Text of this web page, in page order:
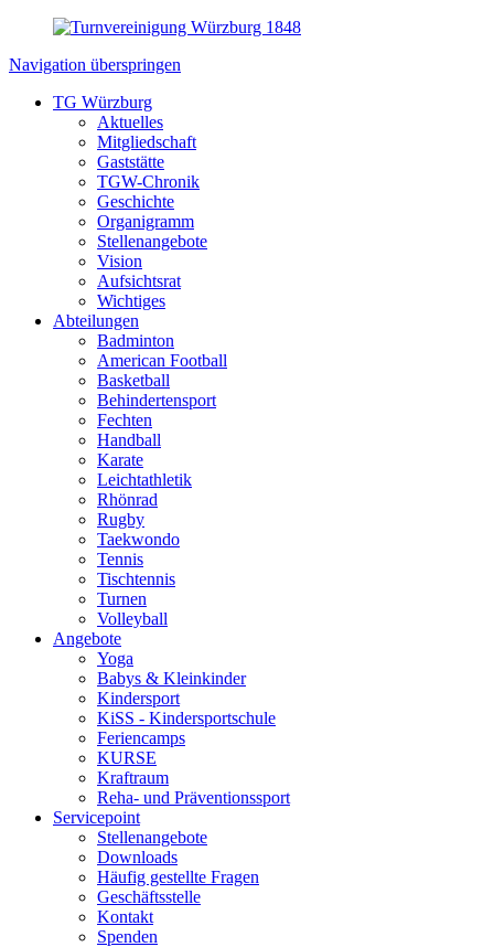
Navigation überspringen
TG Würzburg
Aktuelles
Mitgliedschaft
Gaststätte
TGW-Chronik
Geschichte
Organigramm
Stellenangebote
Vision
Aufsichtsrat
Wichtiges
Abteilungen
Badminton
American Football
Basketball
Behindertensport
Fechten
Handball
Karate
Leichtathletik
Rhönrad
Rugby
Taekwondo
Tennis
Tischtennis
Turnen
Volleyball
Angebote
Yoga
Babys & Kleinkinder
Kindersport
KiSS - Kindersportschule
Feriencamps
KURSE
Kraftraum
Reha- und Präventionssport
Servicepoint
Stellenangebote
Downloads
Häufig gestellte Fragen
Geschäftsstelle
Kontakt
Spenden